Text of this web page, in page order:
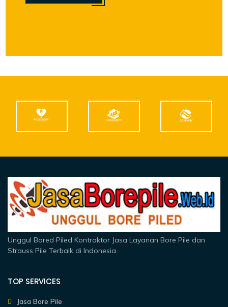
Unggul Bored Piled Kontraktor Jasa Layanan Bore Pile dan
Strauss Pile Terbaik di Indonesia.
TOP SERVICES
Jasa Bore Pile